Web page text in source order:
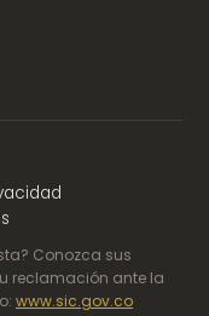
Conozca sus
reclamación ante la
www.sic.gov.co